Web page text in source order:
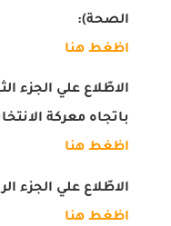
الصحة):
اظغط هنا
الاطّلاع علي الجزء
باتجاه معركة
اظغط هنا
الاطّلاع علي الجزء
اظغط هنا